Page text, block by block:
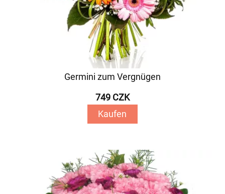
Germini zum Vergnügen
749 CZK
Kaufen